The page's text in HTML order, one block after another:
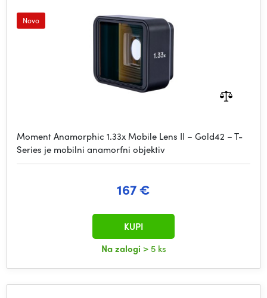
Novo
Moment Anamorphic 1.33x Mobile Lens II – Gold42 – T-
Series je mobilni anamorfni objektiv
167 €
Na zalogi > 5 ks
KUPI